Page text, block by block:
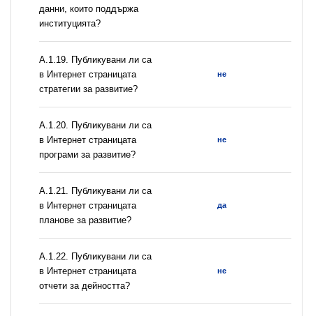
данни, които поддържа
институцията?
А.1.19. Публикувани ли са
в Интернет страницата
стратегии за развитие?
не
А.1.20. Публикувани ли са
в Интернет страницата
програми за развитие?
не
А.1.21. Публикувани ли са
в Интернет страницата
планове за развитие?
да
А.1.22. Публикувани ли са
в Интернет страницата
отчети за дейността?
не